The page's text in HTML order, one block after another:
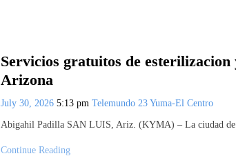
Servicios gratuitos de
Arizona
July 30, 2026 5:13 pm Telemundo 23 Yuma-El Centro
Abigahil Padilla SAN LUIS, Ariz. (KYMA) – La ciudad de
Continue Reading